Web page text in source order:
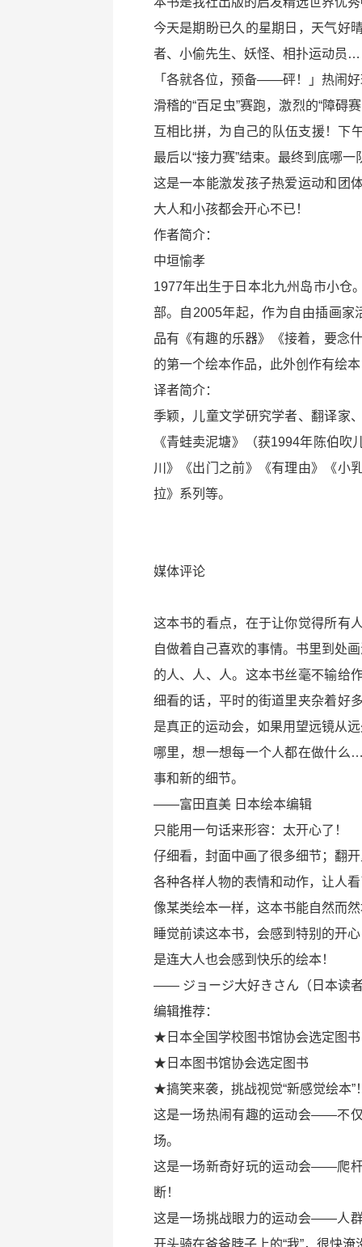
今天是期盼已久的星期日，天气好
者、小偷先生、妖怪、相扑运动员
「各就各位，预备——砰！」热闹好
滑稽的“百足虫”赛跑，激烈的“障碍
互相比拼，为自己的队伍支援！下
最后以“接力赛”结束。最终到底哪一
这是一本能激发孩子热爱运动和团
大人和小孩都会开心不已！
作者简介：
中垣愉孝
1977年出生于日本北九州岛市小仓
部。自2005年起，作为自由插画
品有《有趣的乐器》《接着，要念
的第一个绘本作品，此外创作有绘
译者简介：
季颖，儿童文学研究学者、翻译家
《青蛙卖泥塘》（获1994年陈伯
川》《出门之前》《有理由》《小
拉》系列等。
媒体评论
这本书的看点，在于让你觉得所有
自做着自己喜欢的事情。书里到处
的人、人、人。这本书丝毫不输给
细看的话，平时的街道里夹杂着好
是真正的运动会，如果用望远镜从
哪里，想一想每一个人都在做什
事和新的细节。
——富田直美 日本绘本编辑
只能用一句话来形容：太开心了！
仔细看，封面中画了很多细节；翻
各种各样人物的表情和动作，让人
像某类绘本一样，这本书能自然而
睡觉前读这本书，会感到特别的开
是连大人也会感到快乐的绘本！
—— ジョージ大好きさん（日本读
编辑推荐：
★日本全国学校图书馆协会选定图书
★日本图书馆协会选定图书
★搞笑来袭，挑战视觉“新感觉绘本”
这是一场热闹有趣的运动会——不
场。
这是一场新奇好玩的运动会——爬
断！
这是一场挑战眼力的运动会——人
开头骑在爸爸脖子上的“我”，很快